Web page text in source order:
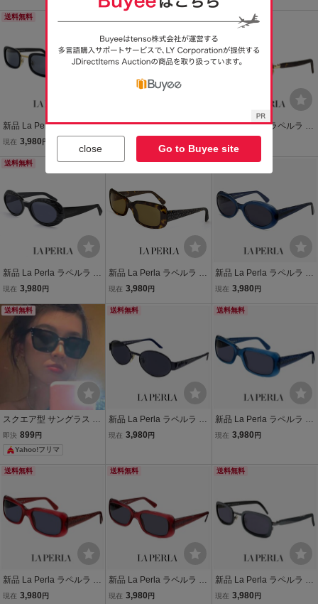
ディース メンズ ユニセッ
クスモデル スクエア 型 セ
クエア 型 レディース メン
ディ カラー
ーバル 型 レディース メン
ズ ユニセックスモデル フ
レーム イタリア製 ブラッ
ク
送料無料
新品 La Perla ラペルラ サ
ングラス spe503 201 ス
クエア 型 レディース メン
ズ ユニセックスモデル フ
現在 3,980 円
新品 La Perla ラペルラ サ
ングラス spe502-700 レ
ディース メンズ ユニセッ
クスモデル オーバル 型 セ
製
送料無料
新品 La Perla ラペルラ サ
ングラス spe503 223 ス
クエア 型 レディース メン
ズ ユニセックスモデル フ
送料無料
新品 La Perla ラペルラ サ
ングラス spe010 700 オ
ズ ユニセックスモデル フ
レーム イタリア製 ブラッ
ク
現在 3,980 円
送料無料
新品 La Perla ラペルラ サ
ングラス spe017 722 ス
ズ ユニセックスモデル フ
現在 3,980 円
送料無料
新品 La Perla ラペルラ サ
ングラス spe016-t31 オー
ユニセックスモデル イタ
ー
現在 3,980 円
送料無料
スクエア型 サングラス ブ
ラックフレーム ユニセッ
クス
即決 899円
Yahoo!フリマ
送料無料
新品 La Perla ラペルラ サ
ングラス spe505-k78 オ
タル フレーム イタリア製
現在 3,980 円
送料無料
新品 La Perla ラペルラ サ
ングラス spe017-t31 スク
ーム イタリア製
現在 3,980 円
送料無料
新品 La Perla ラペルラ サ
ングラス spe017-v64 ス
現在 3,980 円
送料無料
新品 La Perla ラペルラ サ
ングラス spe008-v64 ス
現在 3,980 円
送料無料
新品 La Perla ラペルラ サ
ングラス spe503-t29 レデ
現在 3,980 円
close Go to Buyee site